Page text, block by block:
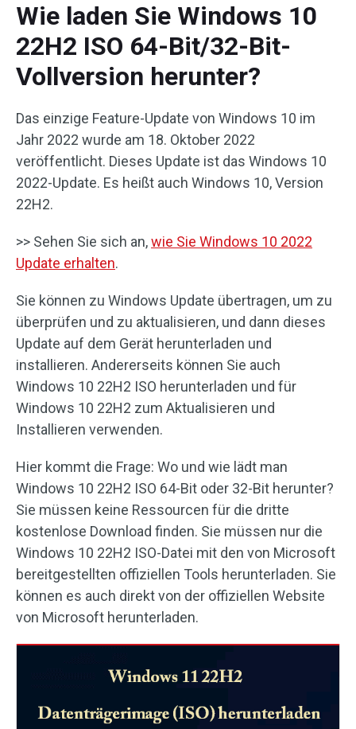
Wie laden Sie Windows 10
22H2 ISO 64-Bit/32-Bit-
Vollversion herunter?
Das einzige Feature-Update von Windows 10 im
Jahr 2022 wurde am 18. Oktober 2022
veröffentlicht. Dieses Update ist das Windows 10
2022-Update. Es heißt auch Windows 10, Version
22H2.
>> Sehen Sie sich an,wie Sie Windows 10 2022
Update erhalten.
Sie können zu Windows Update übertragen, um zu
überprüfen und zu aktualisieren, und dann dieses
Update auf dem Gerät herunterladen und
installieren. Andererseits können Sie auch
Windows 10 22H2 ISO herunterladen und für
Windows 10 22H2 zum Aktualisieren und
Installieren verwenden.
Hier kommt die Frage: Wo und wie lädt man
Windows 10 22H2 ISO 64-Bit oder 32-Bit herunter?
Sie müssen keine Ressourcen für die dritte
kostenlose Download finden. Sie müssen nur die
Windows 10 22H2 ISO-Datei mit den von Microsoft
bereitgestellten offiziellen Tools herunterladen. Sie
können es auch direkt von der offiziellen Website
von Microsoft herunterladen.